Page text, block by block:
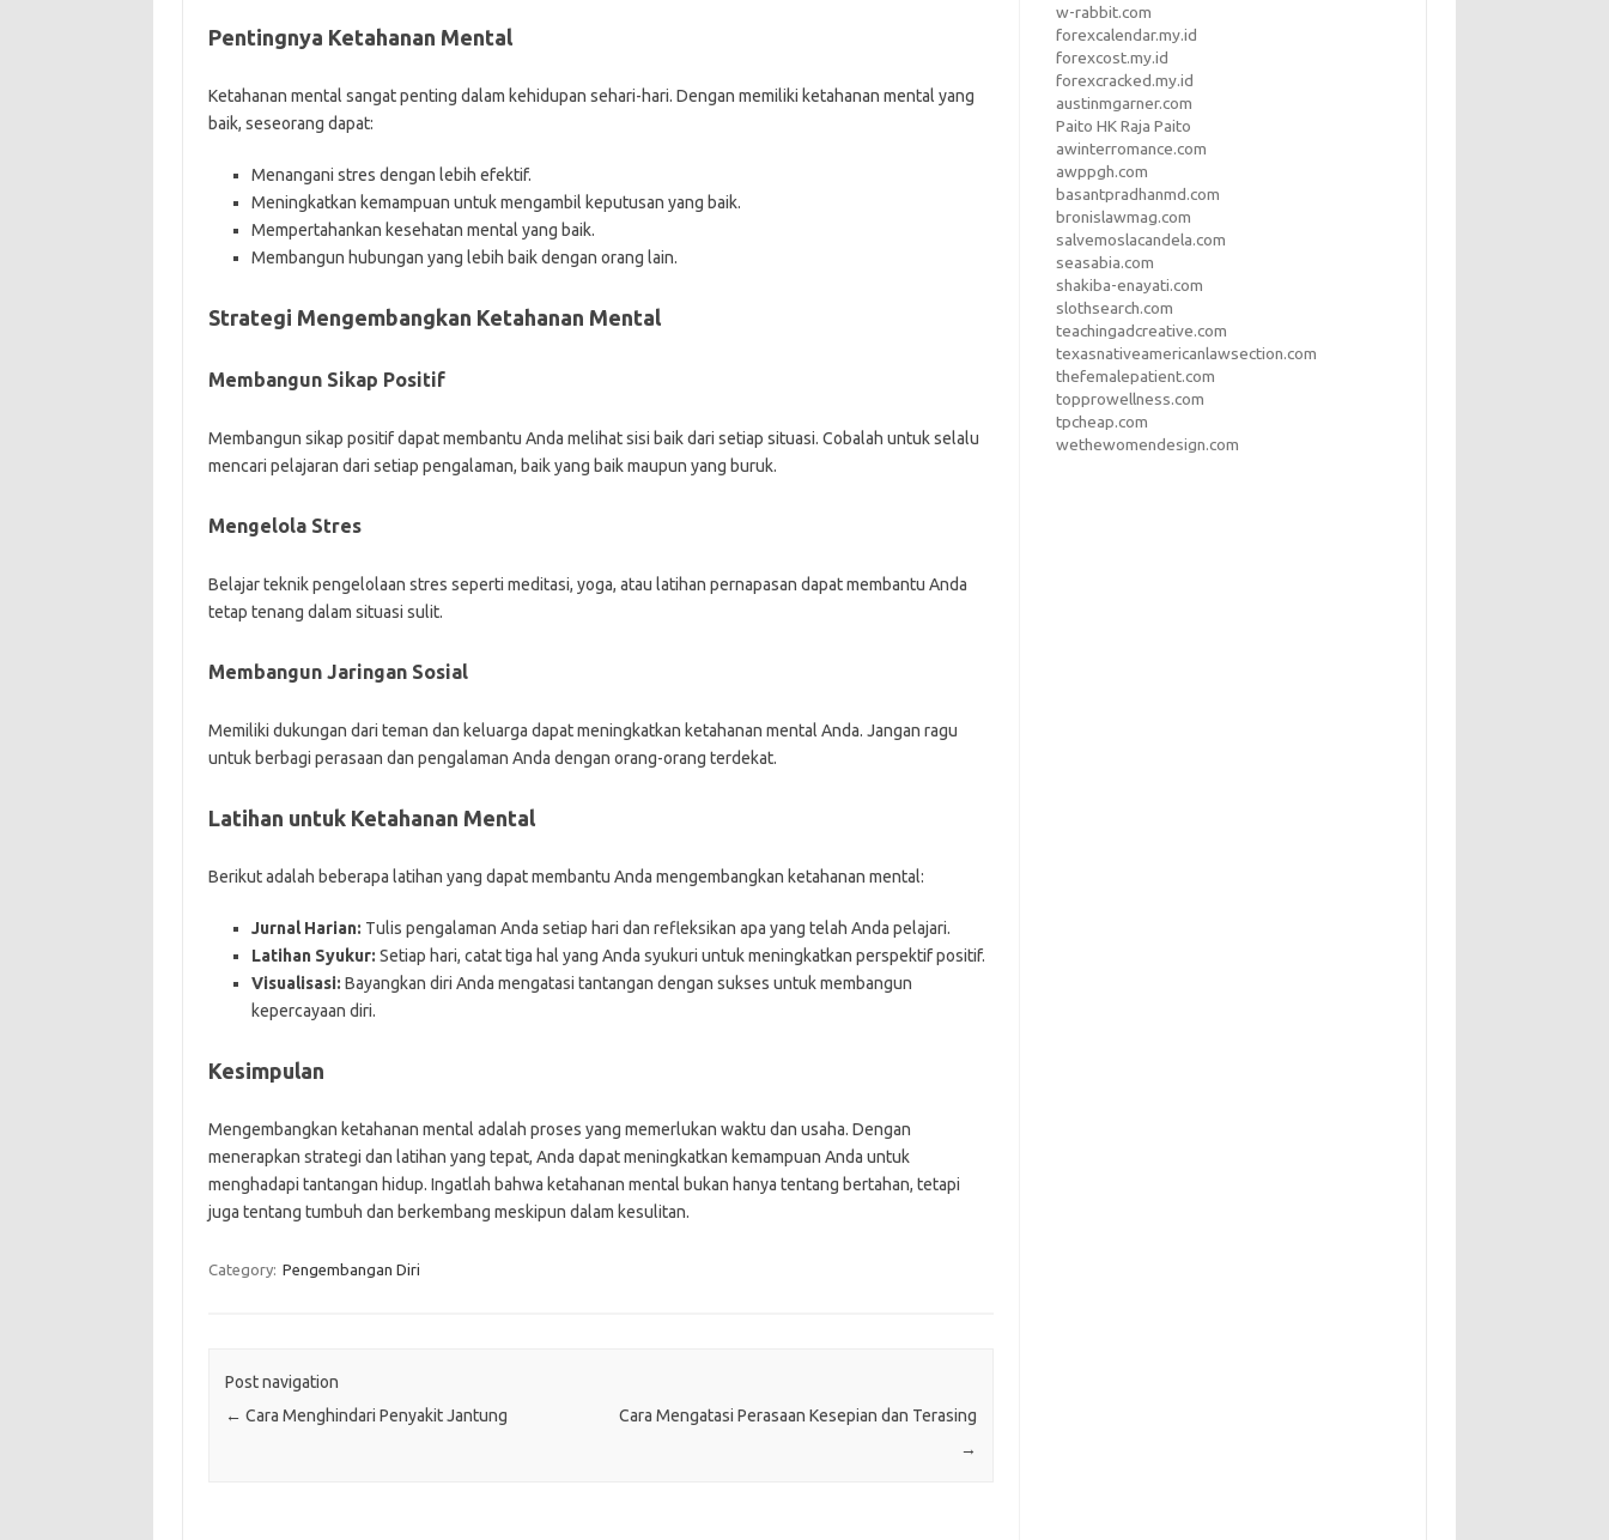
Pentingnya Ketahanan Mental
Ketahanan mental sangat penting dalam kehidupan sehari-hari. Dengan memiliki ketahanan mental yang
baik, seseorang dapat:
Menangani stres dengan lebih efektif.
Meningkatkan kemampuan untuk mengambil keputusan yang baik.
Mempertahankan kesehatan mental yang baik.
Membangun hubungan yang lebih baik dengan orang lain.
Strategi Mengembangkan Ketahanan Mental
Membangun Sikap Positif
Membangun sikap positif dapat membantu Anda melihat sisi baik dari setiap situasi. Cobalah untuk selalu
mencari pelajaran dari setiap pengalaman, baik yang baik maupun yang buruk.
Mengelola Stres
Belajar teknik pengelolaan stres seperti meditasi, yoga, atau latihan pernapasan dapat membantu Anda
tetap tenang dalam situasi sulit.
Membangun Jaringan Sosial
Memiliki dukungan dari teman dan keluarga dapat meningkatkan ketahanan mental Anda. Jangan ragu
untuk berbagi perasaan dan pengalaman Anda dengan orang-orang terdekat.
Latihan untuk Ketahanan Mental
Berikut adalah beberapa latihan yang dapat membantu Anda mengembangkan ketahanan mental:
Jurnal Harian: Tulis pengalaman Anda setiap hari dan refleksikan apa yang telah Anda pelajari.
Latihan Syukur: Setiap hari, catat tiga hal yang Anda syukuri untuk meningkatkan perspektif positif.
Visualisasi: Bayangkan diri Anda mengatasi tantangan dengan sukses untuk membangun
kepercayaan diri.
Kesimpulan
Mengembangkan ketahanan mental adalah proses yang memerlukan waktu dan usaha. Dengan
menerapkan strategi dan latihan yang tepat, Anda dapat meningkatkan kemampuan Anda untuk
menghadapi tantangan hidup. Ingatlah bahwa ketahanan mental bukan hanya tentang bertahan, tetapi
juga tentang tumbuh dan berkembang meskipun dalam kesulitan.
Category: Pengembangan Diri
Post navigation
← Cara Menghindari Penyakit Jantung
Cara Mengatasi Perasaan Kesepian dan Terasing
→
w-rabbit.com
forexcalendar.my.id
forexcost.my.id
forexcracked.my.id
austinmgarner.com
Paito HK Raja Paito
awinterromance.com
awppgh.com
basantpradhanmd.com
bronislawmag.com
salvemoslacandela.com
seasabia.com
shakiba-enayati.com
slothsearch.com
teachingadcreative.com
texasnativeamericanlawsection.com
thefemalepatient.com
topprowellness.com
tpcheap.com
wethewomendesign.com